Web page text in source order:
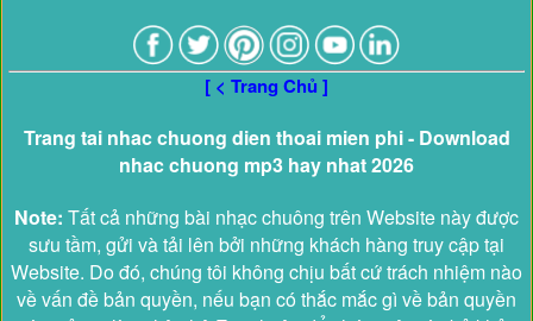
[ < Trang Chủ ]
Trang tai nhac chuong dien thoai mien phi - Download
nhac chuong mp3 hay nhat 2026
Note: Tất cả những bài nhạc chuông trên Website này được
sưu tầm, gửi và tải lên bởi những khách hàng truy cập tại
Website. Do đó, chúng tôi không chịu bất cứ trách nhiệm nào
về vấn đề bản quyền, nếu bạn có thắc mắc gì về bản quyền